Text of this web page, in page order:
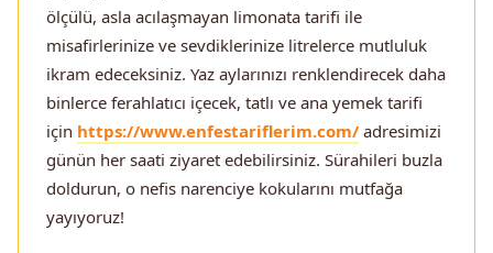
ölçülü, asla acılaşmayan limonata tarifi ile
misafirlerinize ve sevdiklerinize litrelerce mutluluk
ikram edeceksiniz. Yaz aylarınızı renklendirecek daha
binlerce ferahlatıcı içecek, tatlı ve ana yemek tarifi
için https://www.enfestariflerim.com/ adresimizi
günün her saati ziyaret edebilirsiniz. Sürahileri buzla
doldurun, o nefis narenciye kokularını mutfağa
yayıyoruz!